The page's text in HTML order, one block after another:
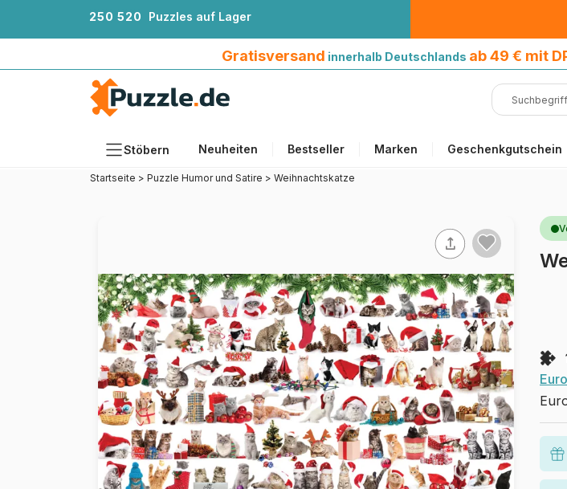
250 520 Puzzles auf Lager
Gratisversand innerhalb Deutschlands ab 49 € mit
Stöbern Neuheiten Bestseller Marken Geschenkgutschein
Alter
Künstlerinnen und Künstler
Zubehör
Holzpuzzles
Malen nach Zahlen
Startseite > Puzzle Humor und Satire > Weihnachtskatze